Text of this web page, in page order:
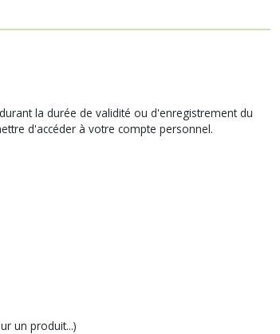
la durée de validité ou d'enregistrement du
d'accéder à votre compte personnel.
un produit...)